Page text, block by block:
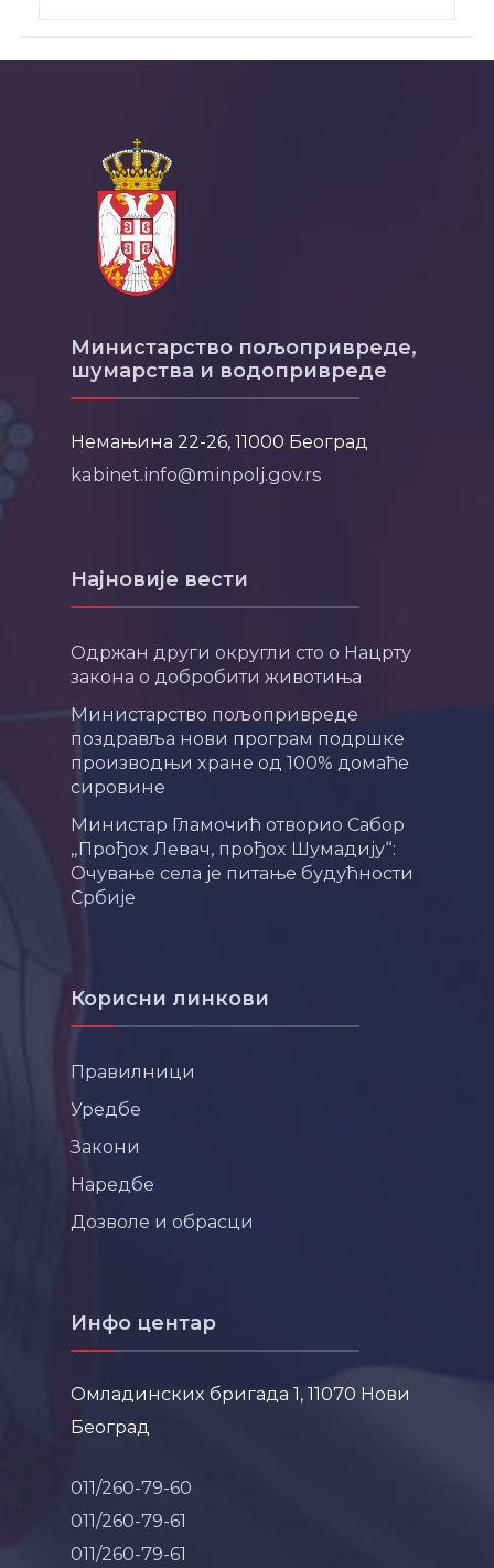
Министарство пољопривреде,
шумарства и водопривреде
Немањина 22-26, 11000 Београд
kabinet.info@minpolj.gov.rs
Најновије вести
Одржан други округли сто о Нацрту
закона о добробити животиња
Министарство пољопривреде
поздравља нови програм подршке
производњи хране од 100% домаће
сировине
Министар Гламочић отворио Сабор
„Прођох Левач, прођох Шумадију“:
Очување села је питање будућности
Србије
Корисни линкови
Правилници
Уредбе
Закони
Наредбе
Дозволе и обрасци
Инфо центар
Омладинских бригада 1, 11070 Нови
Београд
011/260-79-60
011/260-79-61
011/260-79-61